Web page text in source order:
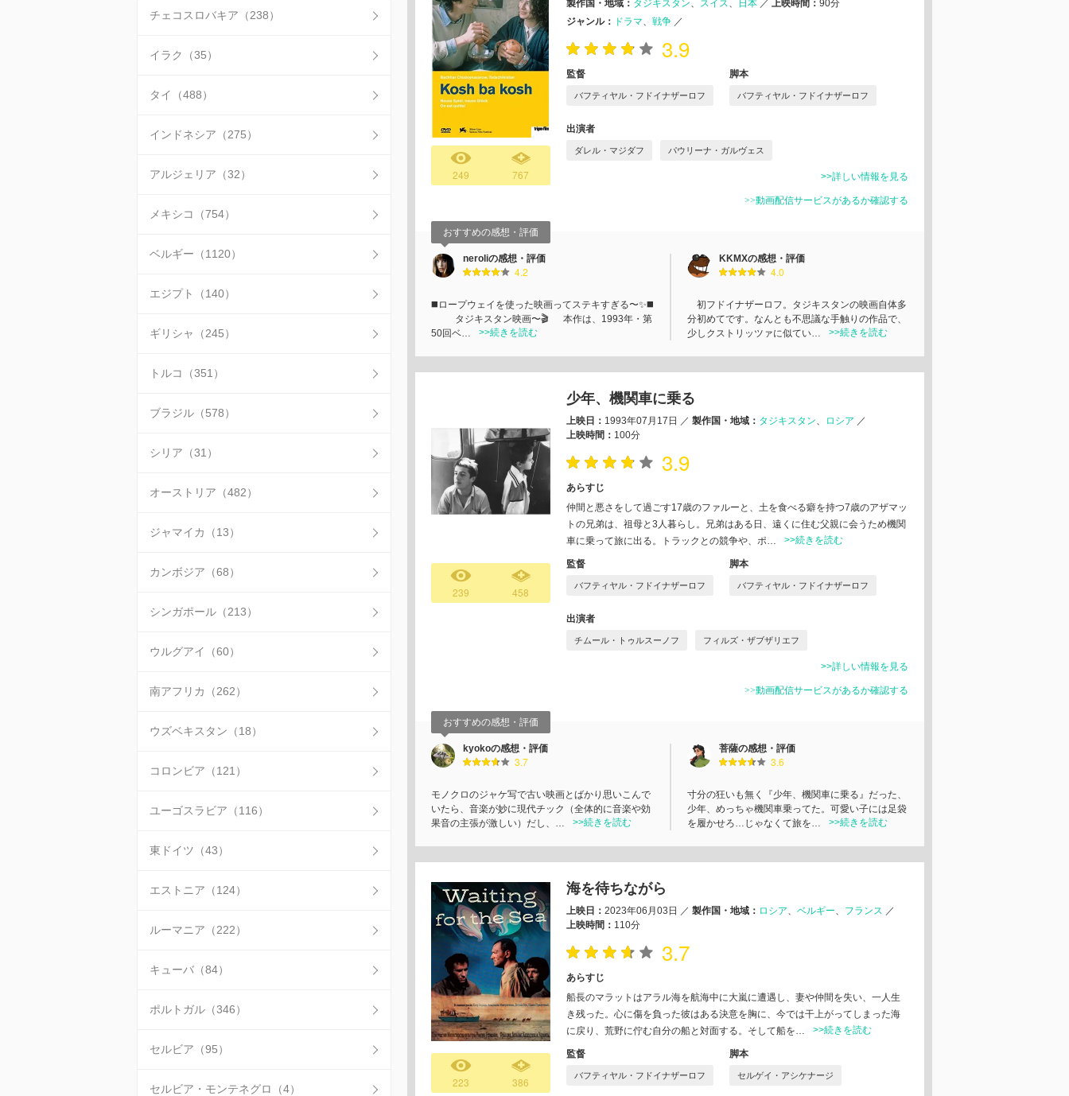
チェコスロバキア（238）
イラク（35）
タイ（488）
インドネシア（275）
アルジェリア（32）
メキシコ（754）
ベルギー（1120）
エジプト（140）
ギリシャ（245）
トルコ（351）
ブラジル（578）
シリア（31）
オーストリア（482）
ジャマイカ（13）
カンボジア（68）
シンガポール（213）
ウルグアイ（60）
南アフリカ（262）
ウズベキスタン（18）
コロンビア（121）
ユーゴスラビア（116）
東ドイツ（43）
エストニア（124）
ルーマニア（222）
キューバ（84）
ポルトガル（346）
セルビア（95）
セルビア・モンテネグロ（4）
249 767
製作国・地域： タジキスタン スイス 日本 ／ 上映時間： 90分
ジャンル： ドラマ 戦争 ／
3.9
監督
バフティヤル・フドイナザーロフ
脚本
バフティヤル・フドイナザーロフ
出演者
ダレル・マジダフ パウリーナ・ガルヴェス
>>詳しい情報を見る
>>動画配信サービスがあるか確認する
おすすめの感想・評価
neroliの感想・評価
4.2
◼️ロープウェイを使った映画ってステキすぎる〜✨◼️
タジキスタン映画〜🎬 本作は、1993年・第
50回ベ…
>>続きを読む
KKMXの感想・評価
4.0
初フドイナザーロフ。タジキスタンの映画自体多
分初めてです。なんとも不思議な手触りの作品で、
少しクストリッツァに似てい…
>>続きを読む
239 458
少年、機関車に乗る
上映日： 1993年07月17日 ／ 製作国・地域： タジキスタン ロシア ／
上映時間： 100分
3.9
あらすじ
仲間と悪さをして過ごす17歳のファルーと、土を食べる癖を持つ7歳のアザマッ
トの兄弟は、祖母と3人暮らし。兄弟はある日、遠くに住む父親に会うため機関
車に乗って旅に出る。トラックとの競争や、ポ…
>>続きを読む
監督
バフティヤル・フドイナザーロフ
脚本
バフティヤル・フドイナザーロフ
出演者
チムール・トゥルスーノフ フィルズ・ザブザリエフ
>>詳しい情報を見る
>>動画配信サービスがあるか確認する
おすすめの感想・評価
kyokoの感想・評価
3.7
モノクロのジャケ写で古い映画とばかり思いこんで
いたら、音楽が妙に現代チック（全体的に音楽や効
果音の主張が激しい）だし、…
>>続きを読む
菩薩の感想・評価
3.6
寸分の狂いも無く『少年、機関車に乗る』だった、
少年、めっちゃ機関車乗ってた。可愛い子には足袋
を履かせろ…じゃなくて旅を…
>>続きを読む
223 386
海を待ちながら
上映日： 2023年06月03日 ／ 製作国・地域： ロシア ベルギー フランス ／
上映時間： 110分
3.7
あらすじ
船長のマラットはアラル海を航海中に大嵐に遭遇し、妻や仲間を失い、一人生
き残った。心に傷を負った彼はある決意を胸に、今では干上がってしまった海
に戻り、荒野に佇む自分の船と対面する。そして船を…
>>続きを読む
監督
バフティヤル・フドイナザーロフ
脚本
セルゲイ・アシケナージ